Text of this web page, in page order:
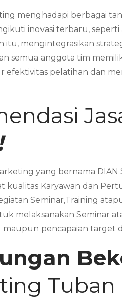
menghadapi berbagai
inovasi terbaru,
itu, mengintegrasikan
semua anggota tim
efektivitas pelatihan dan
yang bernama
kualitas Karyawan dan
Seminar,Training
melaksanakan Seminar
maupun pencapaian target
Tuban